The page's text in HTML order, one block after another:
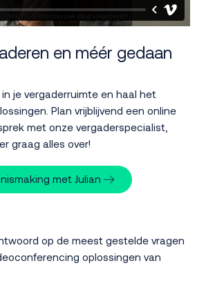
en méér gedaan
je vergaderruimte en haal het
Plan vrijblijvend een online
met onze vergaderspecialist,
graag alles over!
met Julian
op de meest gestelde vragen
oplossingen van